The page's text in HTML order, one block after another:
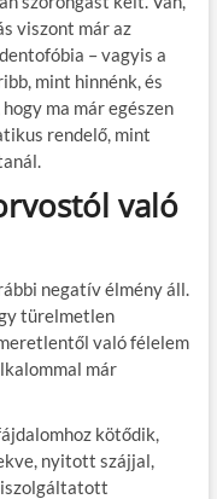
viszont már az
– vagyis a
mint hinnénk, és
ma már egészen
rendelő, mint
való
negatív élmény áll.
türelmetlen
való félelem
már
kötődik,
nyitott szájjal,